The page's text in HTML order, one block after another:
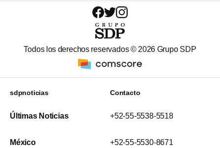
Todos los derechos reservados © 2026 Grupo SDP
sdpnoticias
Últimas Noticias
México
Contacto
+52-55-5538-5518
+52-55-5530-8671